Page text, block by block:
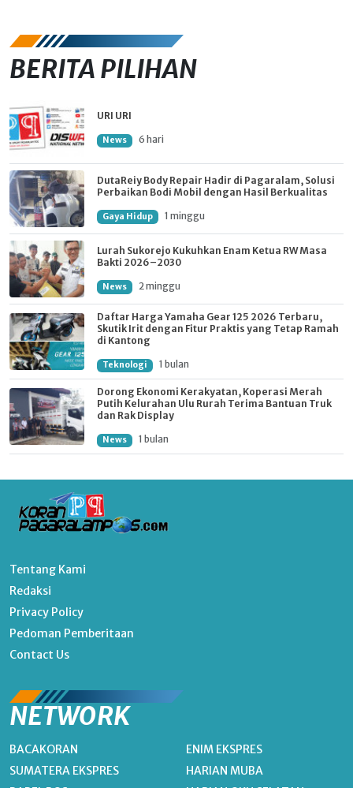
BERITA PILIHAN
URI URI
News 6 hari
DutaReiy Body Repair Hadir di Pagaralam, Solusi
Perbaikan Bodi Mobil dengan Hasil Berkualitas
Gaya Hidup 1 minggu
Lurah Sukorejo Kukuhkan Enam Ketua RW Masa
Bakti 2026–2030
News 2 minggu
Daftar Harga Yamaha Gear 125 2026 Terbaru,
Skutik Irit dengan Fitur Praktis yang Tetap Ramah
di Kantong
Teknologi 1 bulan
Dorong Ekonomi Kerakyatan, Koperasi Merah
Putih Kelurahan Ulu Rurah Terima Bantuan Truk
dan Rak Display
News 1 bulan
Tentang Kami
Redaksi
Privacy Policy
Pedoman Pemberitaan
Contact Us
NETWORK
BACAKORAN
SUMATERA EKSPRES
ENIM EKSPRES
HARIAN MUBA